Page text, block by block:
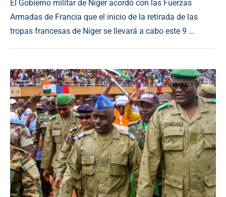
El Gobierno militar de Níger acordó con las Fuerzas
Armadas de Francia que el inicio de la retirada de las
tropas francesas de Níger se llevará a cabo este 9 …